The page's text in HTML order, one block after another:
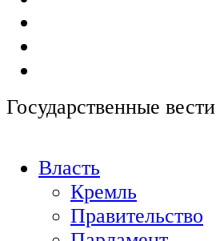
Государственные вести
Власть
Кремль
Правительство